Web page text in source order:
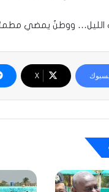
ووطنٌ يمضي مطمئنًا
‫X